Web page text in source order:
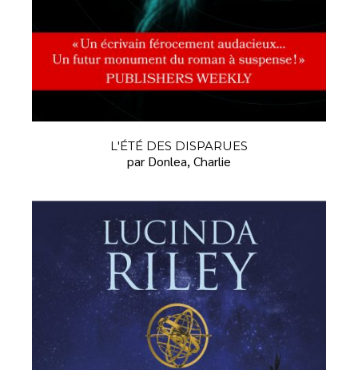
L'ÉTÉ DES DISPARUES
par Donlea, Charlie